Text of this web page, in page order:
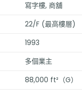
寫字樓, 商舖
22/F (最高樓層)
1993
多個業主
88,000 ft²（G）